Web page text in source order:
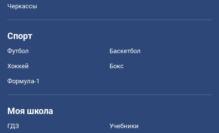
Черкассы
Спорт
Футбол Баскетбол
Хоккей Бокс
Формула-1
Моя школа
ГДЗ Учебники